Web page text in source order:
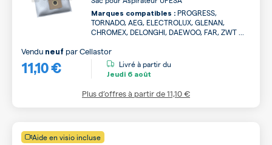
Marques compatibles : PROGRESS,
TORNADO, AEG, ELECTROLUX, GLENAN,
CHROMEX, DELONGHI, DAEWOO, FAR, ZWT ...
11,10 €
Vendu neuf parCellastor
Livré à partir du
Jeudi 6 août
Plus d’offres à partir de11,10 €
Aide en visio incluse